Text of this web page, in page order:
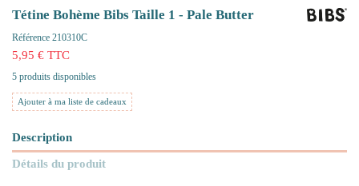
Tétine Bohème Bibs Taille 1 - Pale Butter
Référence 210310C
5,95 € TTC
5 produits disponibles
Ajouter à ma liste de cadeaux
Description
Détails du produit